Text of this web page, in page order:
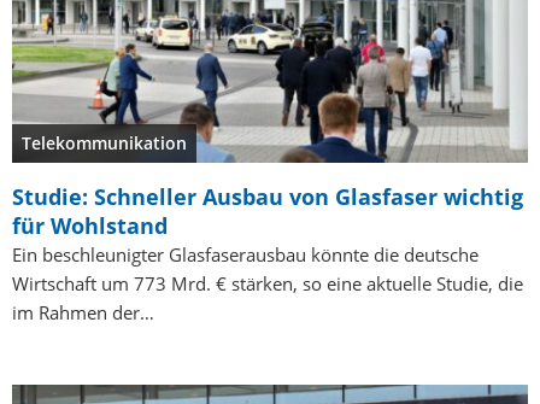
Telekommunikation
Studie: Schneller Ausbau von Glasfaser wichtig
für Wohlstand
Ein beschleunigter Glasfaserausbau könnte die deutsche
Wirtschaft um 773 Mrd. € stärken, so eine aktuelle Studie, die
im Rahmen der…